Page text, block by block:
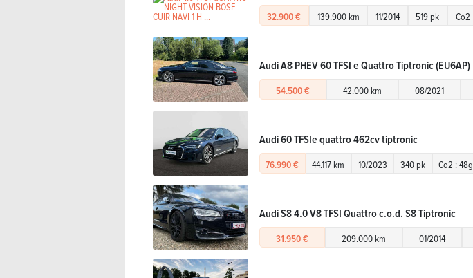
32.900 € 139.900 km 11/2014 519 pk Co2
Audi A8 PHEV 60 TFSI e Quattro Tiptronic (EU6AP)
54.500 € 42.000 km 08/2021
Audi 60 TFSIe quattro 462cv tiptronic
76.990 € 44.117 km 10/2023 340 pk Co2 : 48g
Audi S8 4.0 V8 TFSI Quattro c.o.d. S8 Tiptronic
31.950 € 209.000 km 01/2014